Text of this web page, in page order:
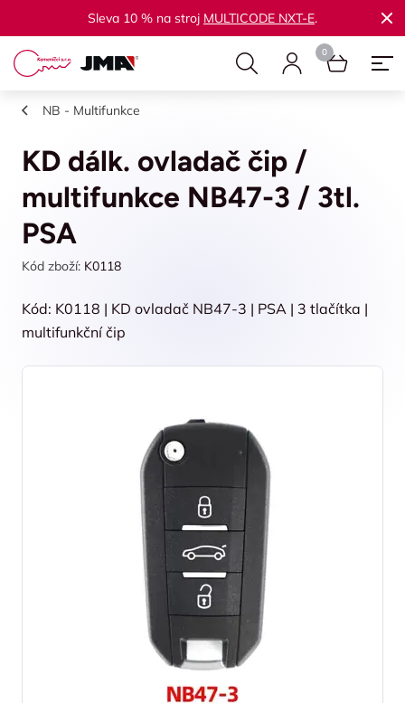
Sleva 10 % na stroj MULTICODE NXT-E.
NB - Multifunkce
KD dálk. ovladač čip /
multifunkce NB47-3 / 3tl.
PSA
Kód zboží: K0118
Kód: K0118 | KD ovladač NB47-3 | PSA | 3 tlačítka |
multifunkční čip